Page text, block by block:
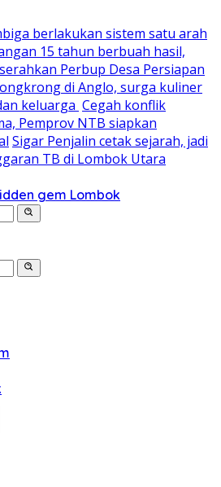
berlakukan sistem satu arah
15 tahun berbuah hasil,
Perbup Desa Persiapan
di Anglo, surga kuliner
keluarga Cegah konflik
Pemprov NTB siapkan
Sigar Penjalin cetak sejarah, jadi
TB di Lombok Utara
gem Lombok